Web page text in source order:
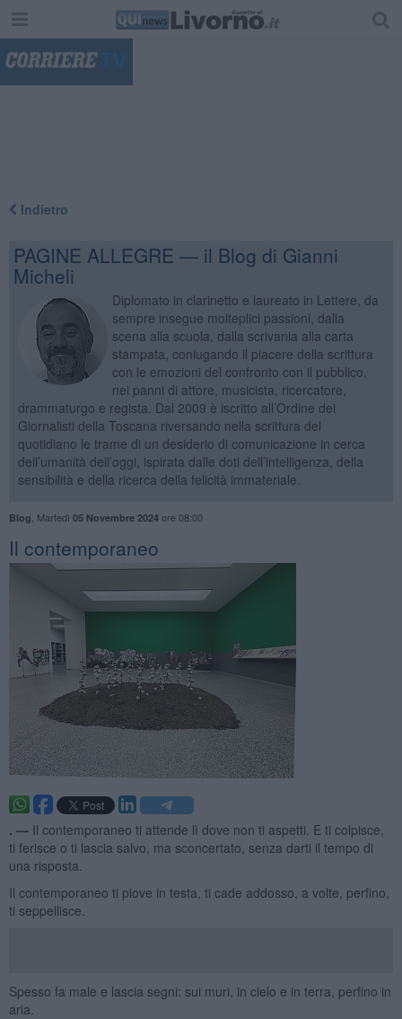
Indietro
PAGINE ALLEGRE — il Blog di Gianni
Micheli
Diplomato in clarinetto e laureato in Lettere, da
sempre insegue molteplici passioni, dalla
scena alla scuola, dalla scrivania alla carta
stampata, coniugando il piacere della scrittura
con le emozioni del confronto con il pubblico,
nei panni di attore, musicista, ricercatore,
drammaturgo e regista. Dal 2009 è iscritto all’Ordine dei
Giornalisti della Toscana riversando nella scrittura del
quotidiano le trame di un desiderio di comunicazione in cerca
dell’umanità dell’oggi, ispirata dalle doti dell’intelligenza, della
sensibilità e della ricerca della felicità immateriale.
Blog Martedì 05 Novembre 2024ore 08:00
​Il contemporaneo
. — Il contemporaneo ti attende lì dove non ti aspetti. E ti colpisce,
ti ferisce o ti lascia salvo, ma sconcertato, senza darti il tempo di
una risposta.
Il contemporaneo ti piove in testa, ti cade addosso, a volte, perfino,
ti seppellisce.
Spesso fa male e lascia segni: sui muri, in cielo e in terra, perfino in
aria.